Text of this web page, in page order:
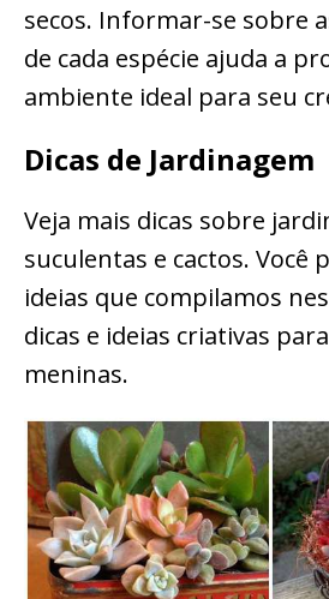
secos. Informar-se sobre
de cada espécie ajuda a
ambiente ideal para seu
Dicas de Jardinagem
Veja mais dicas sobre
suculentas e cactos. Você
ideias que compilamos
dicas e ideias criativas
meninas.